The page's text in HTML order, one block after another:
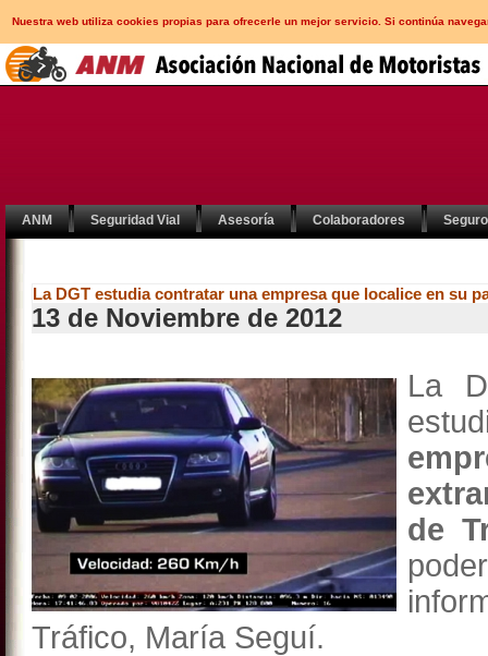
Nuestra web utiliza cookies propias para ofrecerle un mejor servicio. Si continúa
ANM Seguridad Vial Asesoría Colaboradores
La DGT estudia contratar una empresa que localice en su
13 de Noviembre de 2012
La
de
Tráfico, María Seguí.